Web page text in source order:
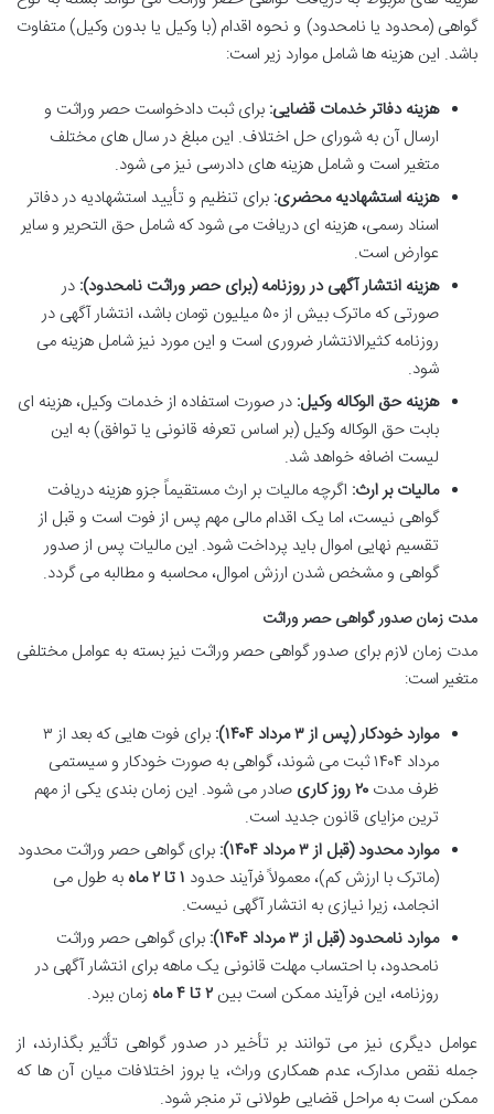
گواهی (محدود یا نامحدود) و نحوه اقدام (با وکیل یا بدون وکیل) متفاوت
باشد. این هزینه ها شامل موارد زیر است:
هزینه دفاتر خدمات قضایی: برای ثبت دادخواست حصر وراثت و
ارسال آن به شورای حل اختلاف. این مبلغ در سال های مختلف
متغیر است و شامل هزینه های دادرسی نیز می شود.
هزینه استشهادیه محضری: برای تنظیم و تأیید استشهادیه در دفاتر
اسناد رسمی، هزینه ای دریافت می شود که شامل حق التحریر و سایر
عوارض است.
هزینه انتشار آگهی در روزنامه (برای حصر وراثت نامحدود): در
صورتی که ماترک بیش از ۵۰ میلیون تومان باشد، انتشار آگهی در
روزنامه کثیرالانتشار ضروری است و این مورد نیز شامل هزینه می
شود.
هزینه حق الوکاله وکیل: در صورت استفاده از خدمات وکیل، هزینه ای
بابت حق الوکاله وکیل (بر اساس تعرفه قانونی یا توافق) به این
لیست اضافه خواهد شد.
مالیات بر ارث: اگرچه مالیات بر ارث مستقیماً جزو هزینه دریافت
گواهی نیست، اما یک اقدام مالی مهم پس از فوت است و قبل از
تقسیم نهایی اموال باید پرداخت شود. این مالیات پس از صدور
گواهی و مشخص شدن ارزش اموال، محاسبه و مطالبه می گردد.
مدت زمان صدور گواهی حصر وراثت
مدت زمان لازم برای صدور گواهی حصر وراثت نیز بسته به عوامل مختلفی
متغیر است:
موارد خودکار (پس از ۳ مرداد ۱۴۰۴):
برای فوت هایی که بعد از ۳
مرداد ۱۴۰۴ ثبت می شوند، گواهی به صورت خودکار و سیستمی
ظرف مدت ۲۰ روز کاری
صادر می شود. این زمان بندی یکی از مهم
ترین مزایای قانون جدید است.
موارد محدود (قبل از ۳ مرداد ۱۴۰۴):
برای گواهی حصر وراثت محدود
(ماترک با ارزش کم)، معمولاً فرآیند حدود ۱ تا ۲ ماه
به طول می
انجامد، زیرا نیازی به انتشار آگهی نیست.
موارد نامحدود (قبل از ۳ مرداد ۱۴۰۴):
برای گواهی حصر وراثت
نامحدود، با احتساب مهلت قانونی یک ماهه برای انتشار آگهی در
روزنامه، این فرآیند ممکن است بین ۲ تا ۴ ماه
زمان ببرد.
عوامل دیگری نیز می توانند بر تأخیر در صدور گواهی تأثیر بگذارند، از
جمله نقص مدارک، عدم همکاری وراث، یا بروز اختلافات میان آن ها که
ممکن است به مراحل قضایی طولانی تر منجر شود.